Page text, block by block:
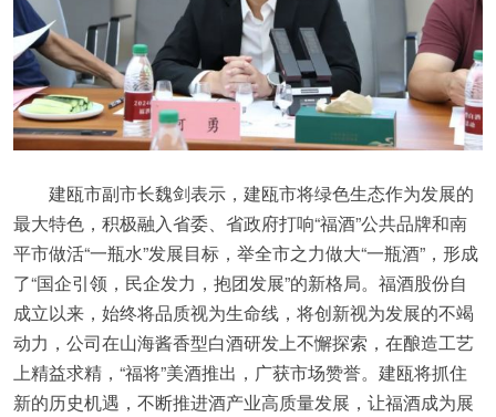
建瓯市副市长魏剑表示，建瓯市将绿色生态作为发展的
最大特色，积极融入省委、省政府打响“福酒”公共品牌和南
平市做活“一瓶水”发展目标，举全市之力做大“一瓶酒”，形成
了“国企引领，民企发力，抱团发展”的新格局。福酒股份自
成立以来，始终将品质视为生命线，将创新视为发展的不竭
动力，公司在山海酱香型白酒研发上不懈探索，在酿造工艺
上精益求精，“福将”美酒推出，广获市场赞誉。建瓯将抓住
新的历史机遇，不断推进酒产业高质量发展，让福酒成为展